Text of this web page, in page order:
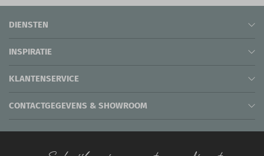
DIENSTEN
INSPIRATIE
KLANTENSERVICE
CONTACTGEGEVENS & SHOWROOM